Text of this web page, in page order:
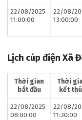
22/08/2025
11:00:00
22/08/
13:00:00
Lịch cúp điện Xã
Thời gian
bắt đầu
Thời
kết
22/08/2025
08:00:00
22/08/
11:30:00